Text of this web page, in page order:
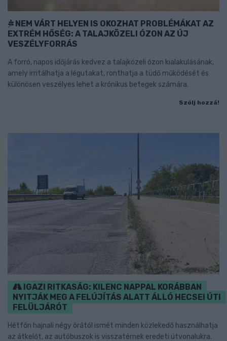
NEM VÁRT HELYEN IS OKOZHAT PROBLÉMÁKAT AZ
EXTRÉM HŐSÉG: A TALAJKÖZELI ÓZON AZ ÚJ
VESZÉLYFORRÁS
A forró, napos időjárás kedvez a talajközeli ózon kialakulásának,
amely irritálhatja a légutakat, ronthatja a tüdő működését és
különösen veszélyes lehet a krónikus betegek számára.
Szólj hozzá!
IGAZI RITKASÁG: KILENC NAPPAL KORÁBBAN
NYITJÁK MEG A FELÚJÍTÁS ALATT ÁLLÓ HECSEI ÚTI
FELÜLJÁRÓT
Hétfőn hajnali négy órától ismét minden közlekedő használhatja
az átkelőt, az autóbuszok is visszatérnek eredeti útvonalukra.